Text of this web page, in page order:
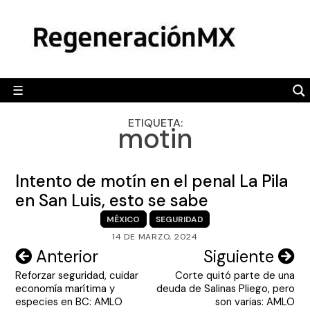
content
☰
POLÍTICA
CAMALEÓN
OPINIÓN
ENGLISH SECTION
VIDEOS
ETIQUETA:
motin
Intento de motín en el penal La Pila
en San Luis, esto se sabe
MÉXICO
SEGURIDAD
14 DE MARZO, 2024
Navegación
de
entradas
Anterior
Reforzar seguridad, cuidar
economía marítima y
especies en BC: AMLO
Siguiente
Corte quitó parte de una
deuda de Salinas Pliego, pero
son varias: AMLO